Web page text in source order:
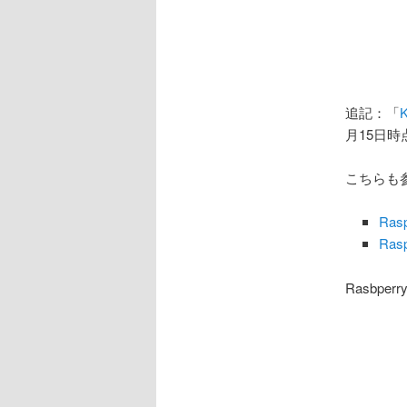
追記：「
月15日
こちらも